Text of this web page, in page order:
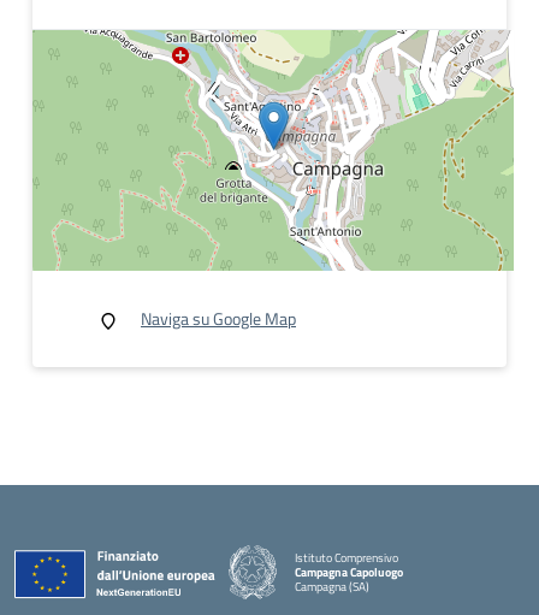
Naviga su Google Map
Istituto Comprensivo
Campagna Capoluogo
Campagna (SA)